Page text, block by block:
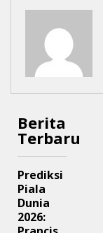
Berita
Terbaru
Prediksi
Piala
Dunia
2026: